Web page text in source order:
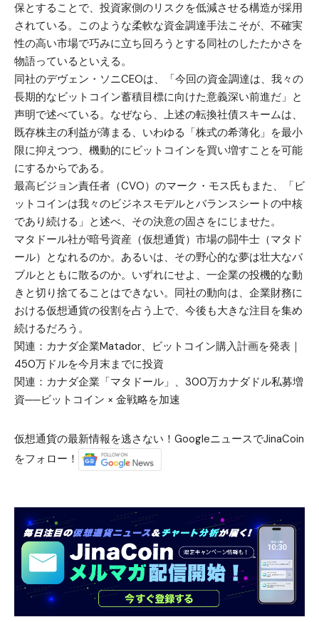
保とすることで、投資家側のリスクを低減させる構造が採用
されている。このような柔軟な資金調達手法こそが、不確実
性の高い市場で巧みに立ち回ろうとする同社のしたたかさを
物語っているといえる。
同社のデヴェン・ソニCEOは、「今回の資金調達は、我々の
長期的なビットコイン蓄積目標に向けた意義深い前進だ」と
声明で述べている。なぜなら、上述の転換社債スキームは、
既存株主の利益が薄まる、いわゆる「株式の希薄化」を最小
限に抑えつつ、機動的にビットコインを買い増すことを可能
にするからである。
最高ビジョン責任者（CVO）のマーク・モス氏もまた、「ビ
ットコインは我々のビジネスモデルとバランスシートの中核
であり続ける」と述べ、その決意の固さをにじませた。
マタドール社が暗号資産（仮想通貨）市場の闘牛士（マタド
ール）となれるのか。あるいは、その野心的な夢は壮大なバ
ブルとともに散るのか。いずれにせよ、一企業の投機的な動
きと切り捨てることはできない。同社の動向は、企業財務に
おける仮想通貨の役割を占う上で、今後も大きな注目を集め
続けるだろう。
関連： カナダ企業Matador、ビットコイン購入計画を発表｜
450万ドルを今月末までに投資
関連： カナダ企業「マタドール」、300万カナダドル私募増
資──ビットコイン × 金戦略を加速
仮想通貨の最新情報を逃さない！GoogleニュースでJinaCoin
をフォロー！